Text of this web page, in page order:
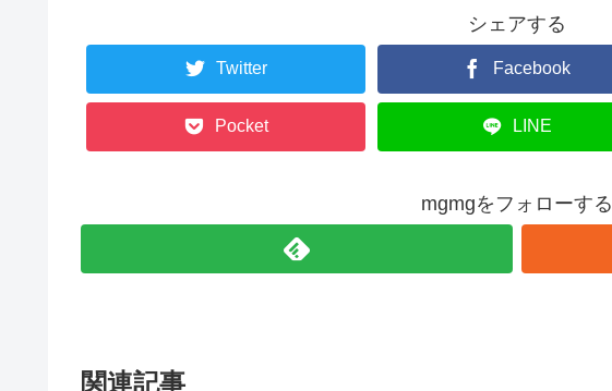
シェアする
Twitter Facebook
Pocket LINE
mgmgをフォローする
関連記事